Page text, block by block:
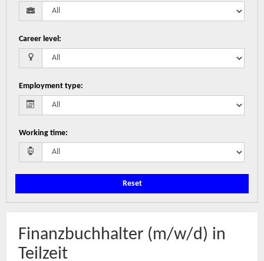
Career level:
Employment type:
Working time:
Reset
Finanzbuchhalter (m/w/d) in
Teilzeit